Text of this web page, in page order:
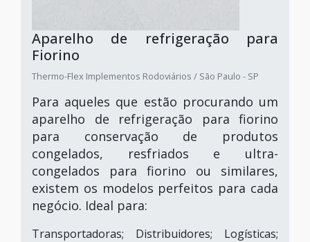
Aparelho de refrigeração para
Fiorino
Thermo-Flex Implementos Rodoviários / São Paulo - SP
Para aqueles que estão procurando um
aparelho de refrigeração para fiorino
para conservação de produtos
congelados, resfriados e ultra-
congelados para fiorino ou similares,
existem os modelos perfeitos para cada
negócio. Ideal para:
Transportadoras; Distribuidores; Logísticas;